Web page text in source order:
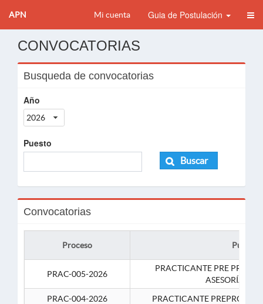
APN Mi cuenta Guia de Postulación
CONVOCATORIAS
Busqueda de convocatorias
Año
2026
Puesto
Buscar
Convocatorias
Proceso Puesto
PRAC-005-2026
PRACTICANTE PRE
ASESORÍA
PRAC-004-2026
PRACTICANTE